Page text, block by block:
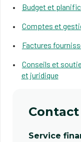
Budget et
Comptes et
Factures
Conseils et
et juridique
Contact
Service